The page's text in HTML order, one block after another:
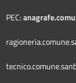
PEC: